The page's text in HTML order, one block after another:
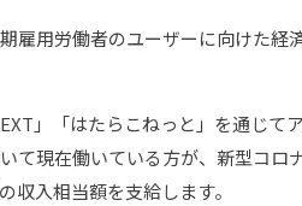
雇用労働者のユーザーに向けた経
」「はたらこねっと」を通じて
て現在働いている方が、新型コロ
収入相当額を支給します。